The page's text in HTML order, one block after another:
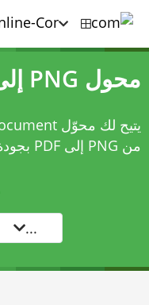
محول PNG إلى PDF
من PNG إلى PDF بجودة عالية.
...